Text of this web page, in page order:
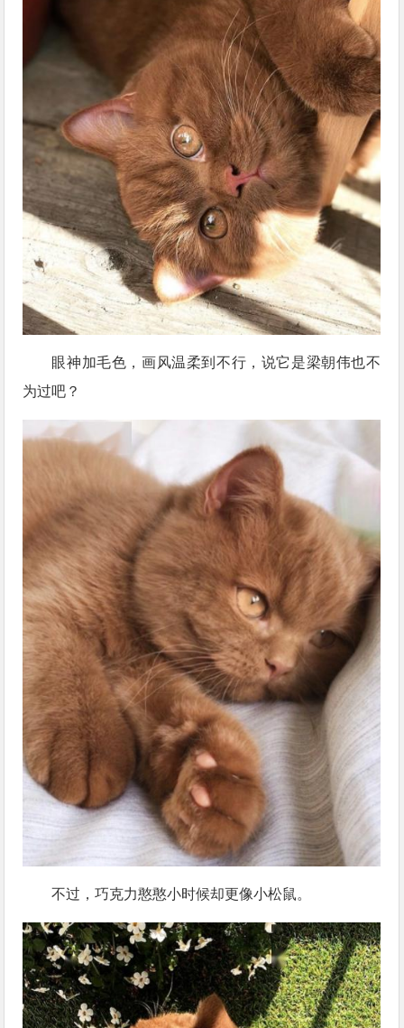
眼神加毛色，画风温柔到不行，说它是梁朝伟也不
为过吧？
不过，巧克力憨憨小时候却更像小松鼠。